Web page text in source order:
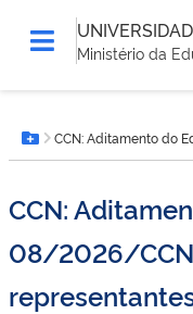
Ministério da
está
aqui:Botão Menu
CCN: Aditamento do
CCN:
08/2026/